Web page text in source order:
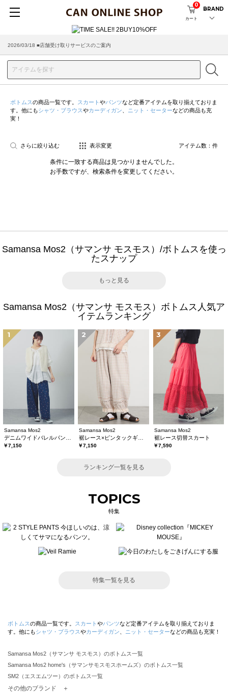
カート
0
BRAND
2026/03/18 ■店舗受け取りサービスのご案内
ボトムスの商品一覧です。 スカート やパンツなど定番アイテムを取り揃えておりま
す。他にもシャツ・ブラウスやカーディガン ニット・セーターなどの商品も充
実！
さらに絞り込む 表示変更 アイテム数： 件
条件に一致する商品は見つかりませんでした。
お手数ですが、検索条件を変更してください。
Samansa Mos2（サマンサ モスモス）/ボトムスを使っ
たスナップ
もっと見る
Samansa Mos2（サマンサ モスモス）ボトムス人気ア
イテムランキング
1
Samansa Mos2
￥7,150
2
Samansa Mos2
￥7,150
3
Samansa Mos2
裾レース切替スカート
￥7,590
ランキング一覧を見る
TOPICS
特集
特集一覧を見る
ボトムスの商品一覧です。 スカート やパンツなど定番アイテムを取り揃えておりま
す。他にもシャツ・ブラウスやカーディガン ニット・セーターなどの商品も充実！
Samansa Mos2（サマンサ モスモス）のボトムス一覧
Samansa Mos2 home's（サマンサモスモスホームズ）のボトムス一覧
SM2（エスエムツー）のボトムス一覧
TSUHARU by Samansa Mos2（ツハルバイサマンサモスモス）のボトムス一覧
その他のブランド ＋